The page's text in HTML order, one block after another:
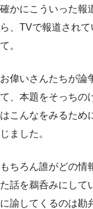
確かにこういった報
ら、TVで報道され
て。
お偉いさんたちが論
て、本題をそっちの
はこんなをみるため
じました。
もちろん誰がどの情
た話を鵜呑みにして
に諭してくるのは勘